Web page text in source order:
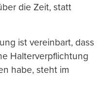
die Zeit, statt
ist vereinbart, dass
Halterverpflichtung
habe, steht im